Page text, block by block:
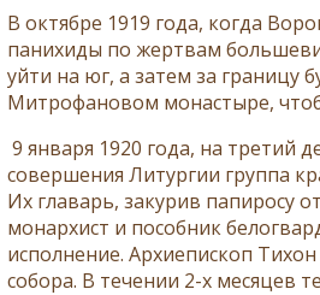
В октябре 1919 года, когда
панихиды по жертвам
уйти на юг, а затем за границу
Митрофановом монастыре,
9 января 1920 года, на третий
совершения Литургии группа
Их главарь, закурив папиросу
монархист и пособник
исполнение. Архиепископ
собора. В течении 2-х месяцев